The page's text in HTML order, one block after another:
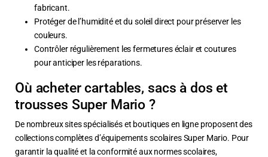
fabricant.
Protéger de l’humidité et du soleil direct pour préserver les
couleurs.
Contrôler régulièrement les fermetures éclair et coutures
pour anticiper les réparations.
Où acheter cartables, sacs à dos et
trousses Super Mario ?
De nombreux sites spécialisés et boutiques en ligne proposent des
collections complètes d’équipements scolaires Super Mario. Pour
garantir la qualité et la conformité aux normes scolaires,